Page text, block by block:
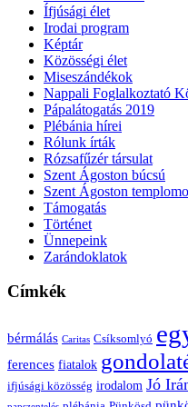
Ífjúsági élet
Irodai program
Képtár
Közösségi élet
Miseszándékok
Nappali Foglalkoztató
Pápalátogatás 2019
Plébánia hírei
Rólunk írták
Rózsafűzér társulat
Szent Ágoston búcsú
Szent Ágoston
Támogatás
Történet
Ünnepeink
Zarándoklatok
Címkék
bérmálás Caritas Csíksomlyó
ferences fiatalok
ifjúsági közösség irodalom Jó